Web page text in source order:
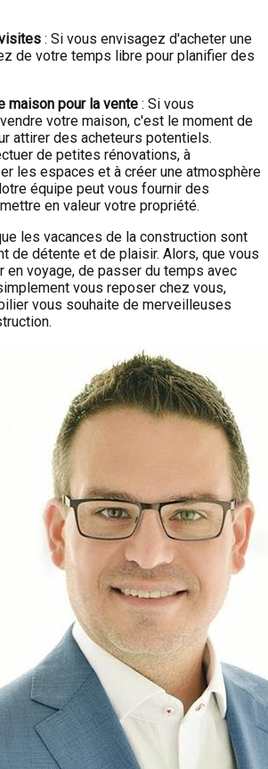
: Si vous envisagez d'acheter une
de votre temps libre pour planifier des
maison pour la vente : Si vous
votre maison, c'est le moment de
attirer des acheteurs potentiels.
de petites rénovations, à
les espaces et à créer une atmosphère
équipe peut vous fournir des
en valeur votre propriété.
les vacances de la construction sont
de détente et de plaisir. Alors, que vous
voyage, de passer du temps avec
vous reposer chez vous,
vous souhaite de merveilleuses